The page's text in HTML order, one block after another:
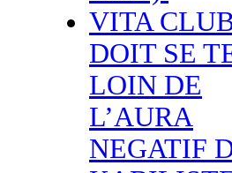
VITA
DOIT SE
LOIN DE
L’AURA
NEGATIF